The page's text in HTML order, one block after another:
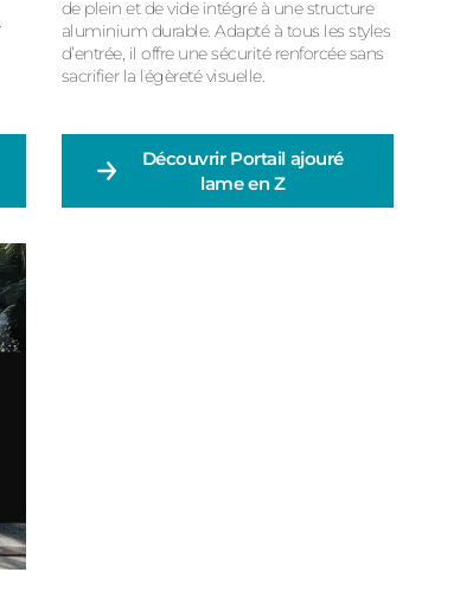
de plein et de vide intégré à une structure
aluminium durable. Adapté à tous les styles
d’entrée, il offre une sécurité renforcée sans
sacrifier la légèreté visuelle.
Découvrir Portail ajouré
lame en Z